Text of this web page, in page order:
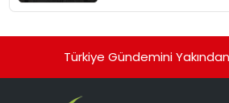
Türkiye Gündemini